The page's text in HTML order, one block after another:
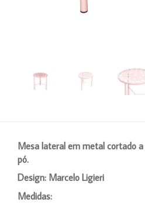
Mesa lateral em metal cortado
pó.
Design: Marcelo Ligieri
Medidas: